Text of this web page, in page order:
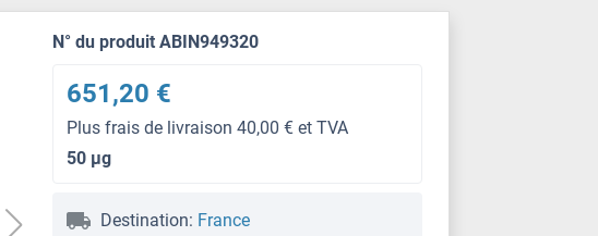
N° du produit ABIN949320
651,20 €
Plus frais de livraison 40,00 € et TVA
50 μg
Destination: France